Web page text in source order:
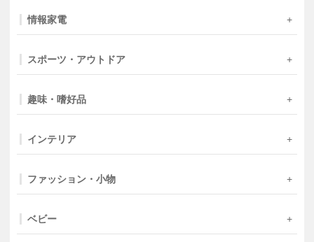
情報家電
スポーツ・アウトドア
趣味・嗜好品
インテリア
ファッション・小物
ベビー